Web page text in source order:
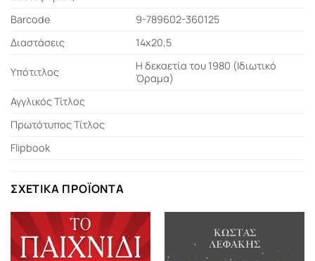
Barcode
9-789602-360125
Διαστάσεις
14x20,5
Υπότιτλος
Η δεκαετία του 1980 (Ιδιωτικό
Όραμα)
Αγγλικός Τίτλος
Πρωτότυπος Τίτλος
Flipbook
ΣΧΕΤΙΚΆ ΠΡΟΪΌΝΤΑ